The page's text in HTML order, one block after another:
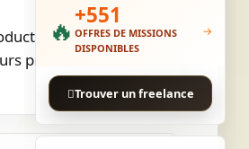
management. Nous
produits…
🔥+551
OFFRES DE MISSIONS
DISPONIBLES
→
Trouver un freelance